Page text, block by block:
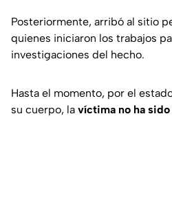
Posteriormente, arribó al sitio
quienes iniciaron los trabajos
investigaciones del hecho.
Hasta el momento, por el
su cuerpo, la víctima no ha